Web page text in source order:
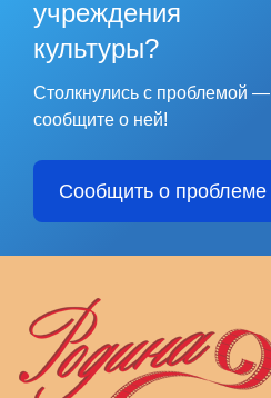
учреждения
культуры?
Столкнулись с проблемой —
сообщите о ней!
Сообщить о проблеме